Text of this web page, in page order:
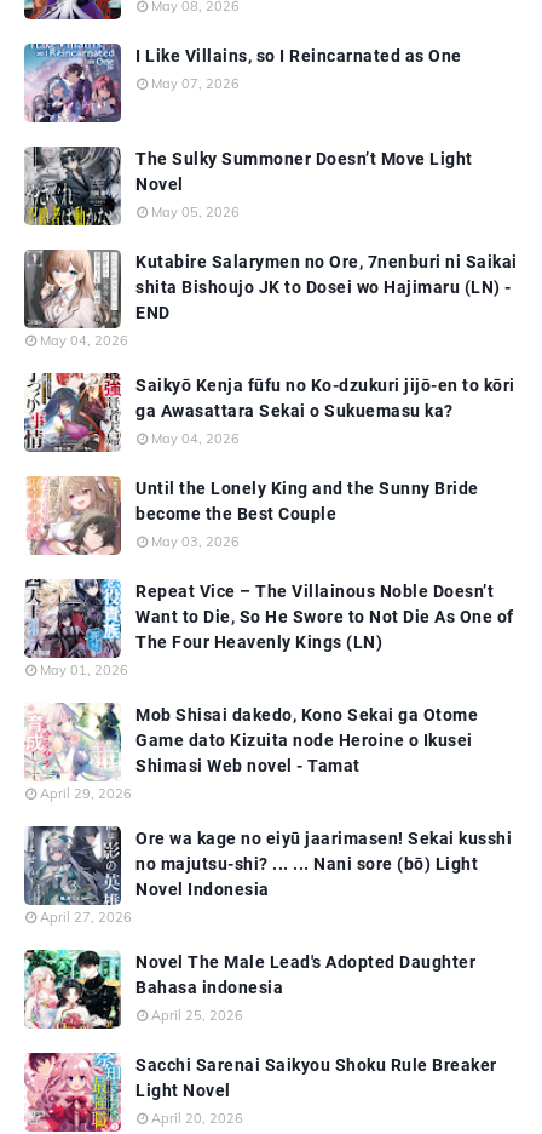
May 08, 2026
I Like Villains, so I Reincarnated as One
May 07, 2026
The Sulky Summoner Doesn’t Move Light
Novel
May 05, 2026
Kutabire Salarymen no Ore, 7nenburi ni Saikai
shita Bishoujo JK to Dosei wo Hajimaru (LN) -
END
May 04, 2026
Saikyō Kenja fūfu no Ko-dzukuri jijō-en to kōri
ga Awasattara Sekai o Sukuemasu ka?
May 04, 2026
Until the Lonely King and the Sunny Bride
become the Best Couple
May 03, 2026
Repeat Vice – The Villainous Noble Doesn’t
Want to Die, So He Swore to Not Die As One of
The Four Heavenly Kings (LN)
May 01, 2026
Mob Shisai dakedo, Kono Sekai ga Otome
Game dato Kizuita node Heroine o Ikusei
Shimasi Web novel - Tamat
April 29, 2026
Ore wa kage no eiyū jaarimasen! Sekai kusshi
no majutsu-shi? ... ... Nani sore (bō) Light
Novel Indonesia
April 27, 2026
Novel The Male Lead's Adopted Daughter
Bahasa indonesia
April 25, 2026
Sacchi Sarenai Saikyou Shoku Rule Breaker
Light Novel
April 20, 2026